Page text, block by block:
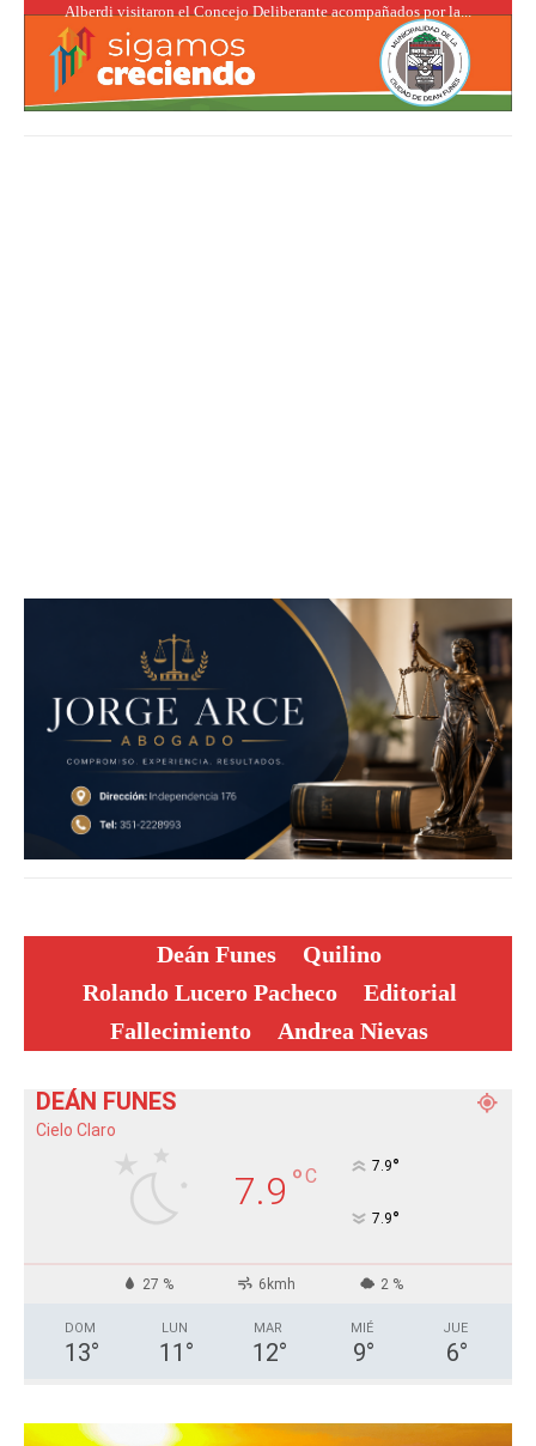
Alberdi visitaron el Concejo Deliberante acompañados por la...
Deán Funes
Quilino
Rolando Lucero Pacheco
Editorial
Fallecimiento
Andrea Nievas
DEÁN FUNES
Cielo Claro
7.9 °C 7.9°
7.9°
27 % 6kmh 2 %
DOM
13°
LUN
11 °
MAR
12°
MIÉ
9°
JUE
6°